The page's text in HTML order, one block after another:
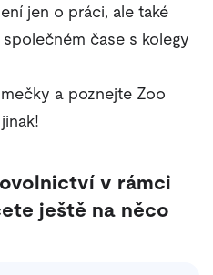
jen o práci, ale také
čase s kolegy
a poznejte Zoo
v rámci
ještě na něco